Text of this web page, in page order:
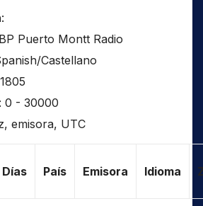
:
Puerto Montt Radio
Castellano
: 0 - 30000
emisora, UTC
Días País Emisora Idioma